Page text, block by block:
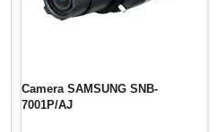
Camera SAMSUNG SNB-
7001P/AJ